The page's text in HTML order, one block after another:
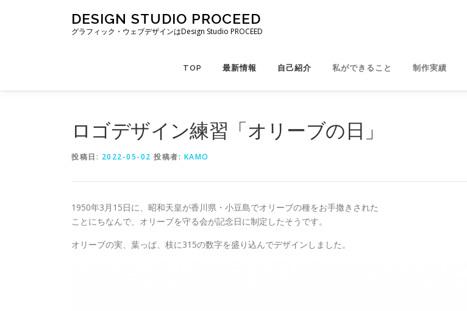
ス
DESIGN STUDIO PROCEED
グラフィック・ウェブデザインはDesign Studio PROCEED
TOP 最新情報 自己紹介 私ができること 制作実績
ロゴデザイン練習「オリーブの日」
投稿日: 2022-05-02 投稿者: KAMO
1950年3月15日に、昭和天皇が香川県・小豆島でオリーブの種をお手撒きされた
ことにちなんで、オリーブを守る会が記念日に制定したそうです。
オリーブの実、葉っぱ、枝に315の数字を盛り込んでデザインしました。